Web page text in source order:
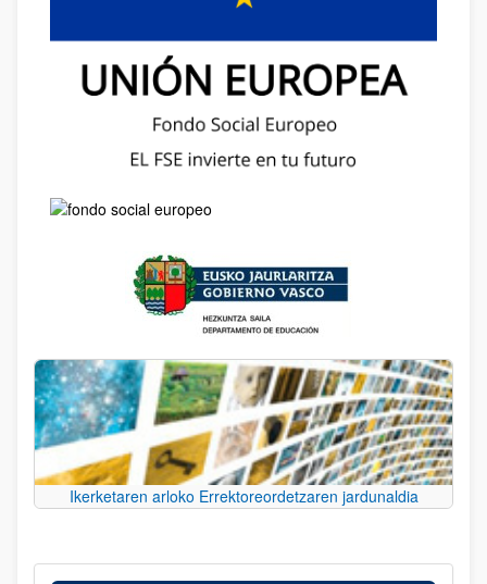
Ikerketaren arloko Errektoreordetzaren jardunaldia